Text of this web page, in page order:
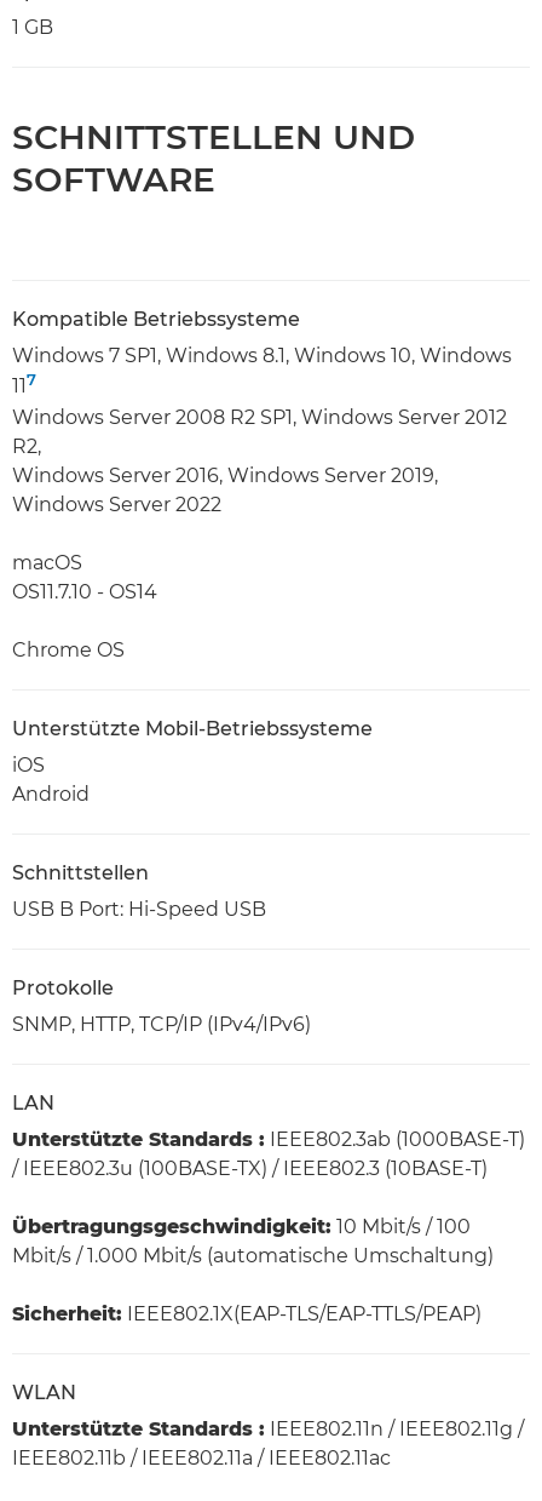
1 GB
SCHNITTSTELLEN UND
SOFTWARE
Kompatible Betriebssysteme
Windows 7 SP1, Windows 8.1, Windows 10, Windows
117
Windows Server 2008 R2 SP1, Windows Server 2012
R2,
Windows Server 2016, Windows Server 2019,
Windows Server 2022
macOS
OS11.7.10 - OS14
Chrome OS
Unterstützte Mobil-Betriebssysteme
iOS
Android
Schnittstellen
USB B Port: Hi-Speed USB
Protokolle
SNMP, HTTP, TCP/IP (IPv4/IPv6)
LAN
Unterstützte Standards : IEEE802.3ab (1000BASE-T)
/ IEEE802.3u (100BASE-TX) / IEEE802.3 (10BASE-T)
Übertragungsgeschwindigkeit: 10 Mbit/s / 100
Mbit/s / 1.000 Mbit/s (automatische Umschaltung)
Sicherheit: IEEE802.1X(EAP-TLS/EAP-TTLS/PEAP)
WLAN
Unterstützte Standards : IEEE802.11n / IEEE802.11g /
IEEE802.11b / IEEE802.11a / IEEE802.11ac